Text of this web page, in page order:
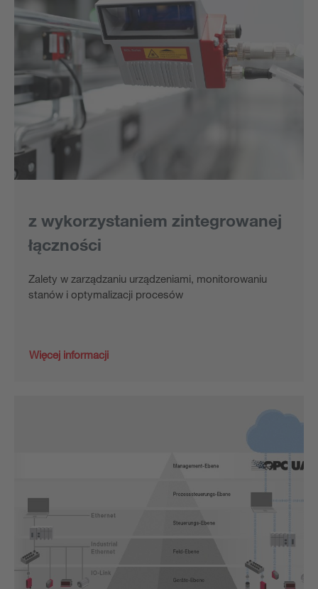
z wykorzystaniem zintegrowanej
łączności
Zalety w zarządzaniu urządzeniami, monitorowaniu
stanów i optymalizacji procesów
Więcej informacji